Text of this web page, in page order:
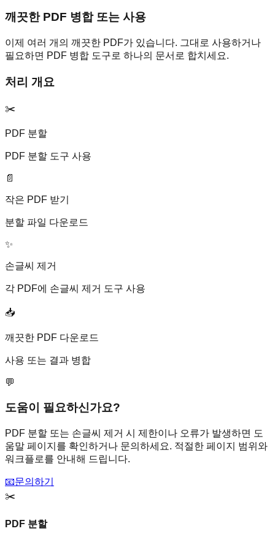
깨끗한 PDF 병합 또는 사용
이제 여러 개의 깨끗한 PDF가 있습니다. 그대로 사용하거나
필요하면 PDF 병합 도구로 하나의 문서로 합치세요.
처리 개요
✂️
PDF 분할
PDF 분할 도구 사용
📄
작은 PDF 받기
분할 파일 다운로드
✨
손글씨 제거
각 PDF에 손글씨 제거 도구 사용
📥
깨끗한 PDF 다운로드
사용 또는 결과 병합
💬
도움이 필요하신가요?
PDF 분할 또는 손글씨 제거 시 제한이나 오류가 발생하면 도
움말 페이지를 확인하거나 문의하세요. 적절한 페이지 범위와
워크플로를 안내해 드립니다.
📧문의하기
✂️
PDF 분할